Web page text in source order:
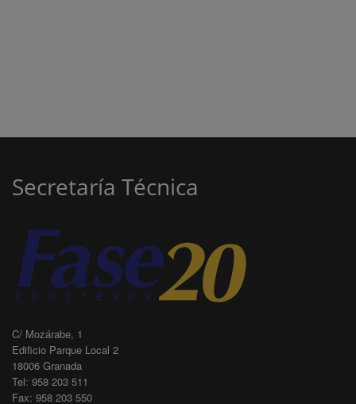
Secretaría Técnica
C/ Mozárabe, 1
Edificio Parque Local 2
18006 Granada
Tel: 958 203 511
Fax: 958 203 550